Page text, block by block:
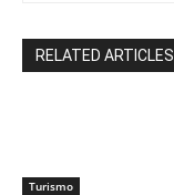
RELATED ARTICLES
Turismo